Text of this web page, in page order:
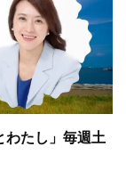
たし」毎週土